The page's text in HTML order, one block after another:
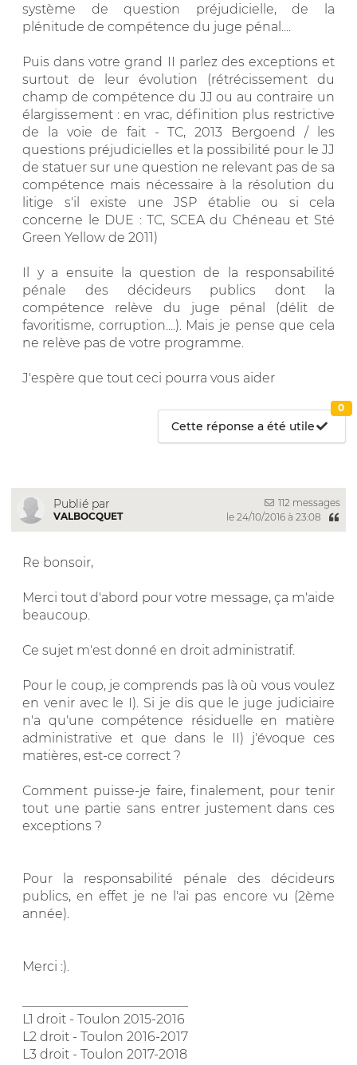
système de question préjudicielle, de la
plénitude de compétence du juge pénal....
Puis dans votre grand II parlez des exceptions et
surtout de leur évolution (rétrécissement du
champ de compétence du JJ ou au contraire un
élargissement : en vrac, définition plus restrictive
de la voie de fait - TC, 2013 Bergoend / les
questions préjudicielles et la possibilité pour le JJ
de statuer sur une question ne relevant pas de sa
compétence mais nécessaire à la résolution du
litige s'il existe une JSP établie ou si cela
concerne le DUE : TC, SCEA du Chéneau et Sté
Green Yellow de 2011)
Il y a ensuite la question de la responsabilité
pénale des décideurs publics dont la
compétence relève du juge pénal (délit de
favoritisme, corruption....). Mais je pense que cela
ne relève pas de votre programme.
J'espère que tout ceci pourra vous aider
Cette réponse a été utile
0
Publié par
VALBOCQUET
112 messages
le 24/10/2016 à 23:08
Re bonsoir,
Merci tout d'abord pour votre message, ça m'aide
beaucoup.
Ce sujet m'est donné en droit administratif.
Pour le coup, je comprends pas là où vous voulez
en venir avec le I). Si je dis que le juge judiciaire
n'a qu'une compétence résiduelle en matière
administrative et que dans le II) j'évoque ces
matières, est-ce correct ?
Comment puisse-je faire, finalement, pour tenir
tout une partie sans entrer justement dans ces
exceptions ?
Pour la responsabilité pénale des décideurs
publics, en effet je ne l'ai pas encore vu (2ème
année).
Merci :).
L1 droit - Toulon 2015-2016
L2 droit - Toulon 2016-2017
L3 droit - Toulon 2017-2018